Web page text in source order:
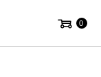
0